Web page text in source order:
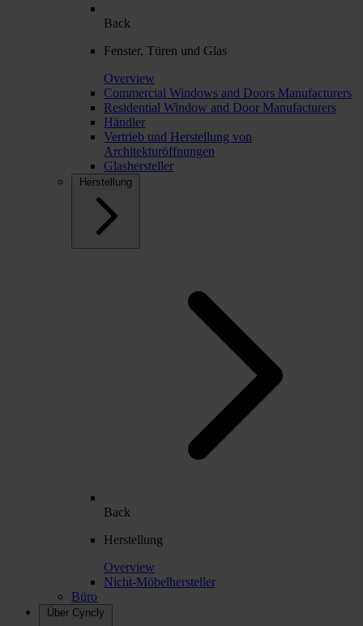
Back
Fenster, Türen und Glas
Overview
Commercial Windows and Doors Manufacturers
Residential Window and Door Manufacturers
Händler
Vertrieb und Herstellung von
Architekturöffnungen
Glashersteller
Herstellung
Back
Herstellung
Overview
Nicht-Möbelhersteller
Büro
Über Cyncly